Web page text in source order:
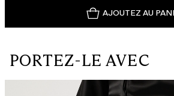
AJOUTEZ AU
PORTEZ-LE AVEC